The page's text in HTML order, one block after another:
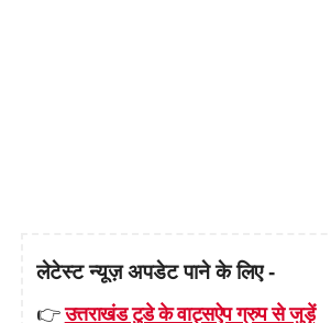
लेटेस्ट न्यूज़ अपडेट पाने के लिए -
👉उत्तराखंड टुडे के वाट्सऐप ग्रुप से जुड़ें